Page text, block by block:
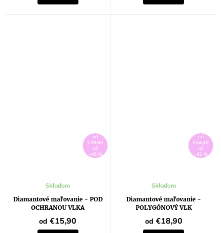
od
€28,80
až
–45 %
Diamantové maľovanie - POD
OCHRANOU VLKA
Skladom
od €15,90
od
€34,40
až
–45 %
Diamantové maľovanie -
POLYGÓNOVÝ VLK
Skladom
od €18,90